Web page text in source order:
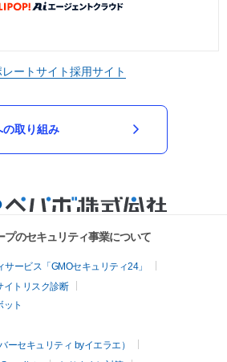
ートサイト採用サイト
の取り組み
のセキュリティ事業について
ービス「GMOセキュリティ24」
イトリスク診断
ット
ーセキュリティ byイエラエ）